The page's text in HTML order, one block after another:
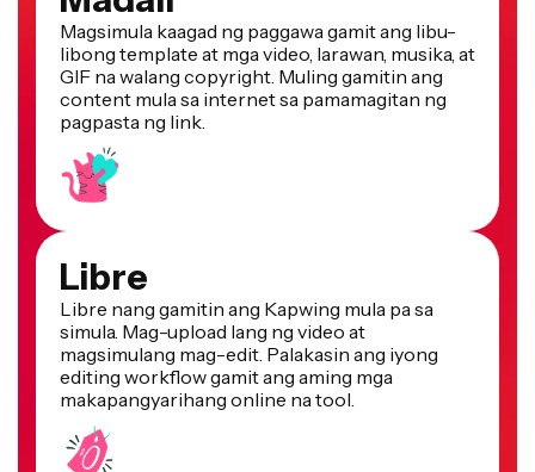
Magsimula kaagad ng paggawa gamit ang libu-
libong template at mga video, larawan, musika, at
GIF na walang copyright. Muling gamitin ang
content mula sa internet sa pamamagitan ng
pagpasta ng link.
Libre
Libre nang gamitin ang Kapwing mula pa sa
simula. Mag-upload lang ng video at
magsimulang mag-edit. Palakasin ang iyong
editing workflow gamit ang aming mga
makapangyarihang online na tool.